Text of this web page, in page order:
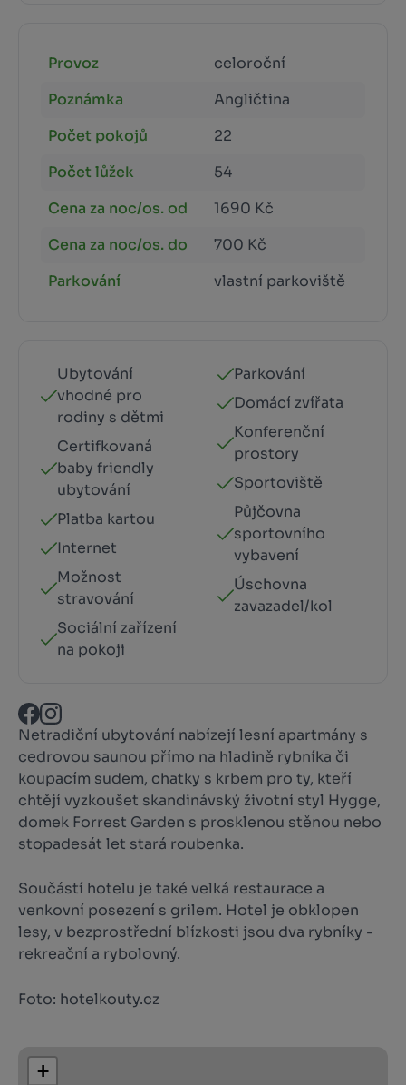
Provoz
celoroční
Poznámka
Angličtina
Počet pokojů
22
Počet lůžek
54
Cena za noc/os. od
1690 Kč
Cena za noc/os. do
700 Kč
Parkování
vlastní parkoviště
Ubytování
vhodné pro
rodiny s dětmi
Certifkovaná
baby friendly
ubytování
Platba kartou
Internet
Možnost
stravování
Sociální zařízení
na pokoji
Parkování
Domácí zvířata
Konferenční
prostory
Sportoviště
Půjčovna
sportovního
vybavení
Úschovna
zavazadel/kol
Netradiční ubytování nabízejí lesní apartmány s
cedrovou saunou přímo na hladině rybníka či
koupacím sudem, chatky s krbem pro ty, kteří
chtějí vyzkoušet skandinávský životní styl Hygge,
domek Forrest Garden s prosklenou stěnou nebo
stopadesát let stará roubenka.
Součástí hotelu je také velká restaurace a
venkovní posezení s grilem. Hotel je obklopen
lesy, v bezprostřední blízkosti jsou dva rybníky -
rekreační a rybolovný.
Foto: hotelkouty.cz
+